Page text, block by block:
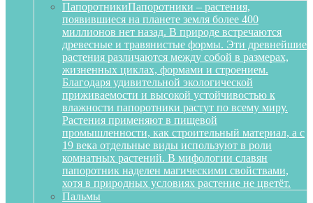
ПапоротникиПапоротники – растения,
появившиеся на планете земля более 400
миллионов нет назад. В природе встречаются
древесные и травянистые формы. Эти древнейшие
растения различаются между собой в размерах,
жизненных циклах, формами и строением.
Благодаря удивительной экологической
приживаемости и высокой устойчивостью к
влажности папоротники растут по всему миру.
Растения применяют в пищевой
промышленности, как строительный материал, а с
19 века отдельные виды используют в роли
комнатных растений. В мифологии славян
папоротник наделен магическими свойствами,
хотя в природных условиях растение не цветёт.
Пальмы